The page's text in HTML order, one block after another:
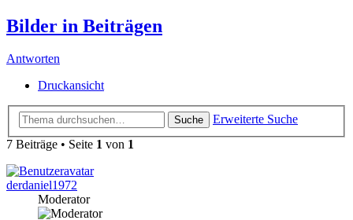
Bilder in Beiträgen
Antworten
Druckansicht
Suche
Erweiterte Suche
7 Beiträge • Seite 1 von 1
derdaniel1972
Moderator